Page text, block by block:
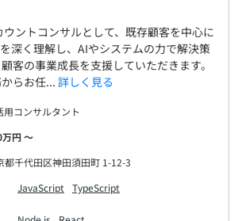
ウントコンサルとして、既存顧客を中心に
深く理解し、AIやシステムの力で解決策
客の事業成長を支援していただきます。
らお任...詳しく見る
用コンサルタント
円 〜
都千代田区神田須田町 1-12-3
JavaScript
TypeScript